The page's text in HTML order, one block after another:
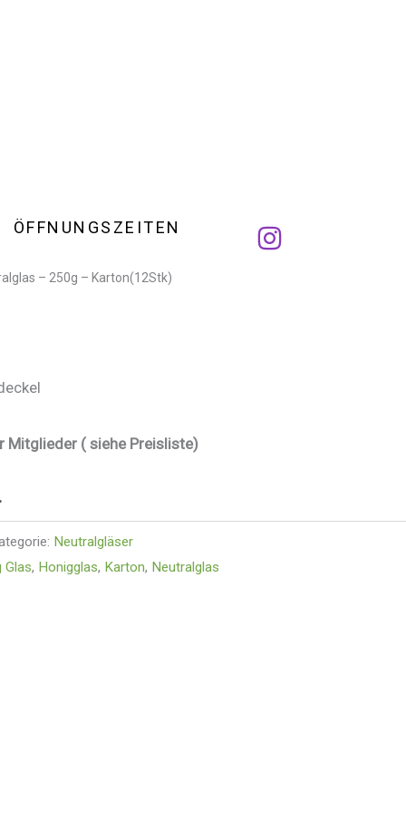
ÖFFNUNGSZEITEN
– 250g – Karton(12Stk)
Mitglieder ( siehe Preisliste)
Neutralgläser
Glas, Honigglas, Karton, Neutralglas